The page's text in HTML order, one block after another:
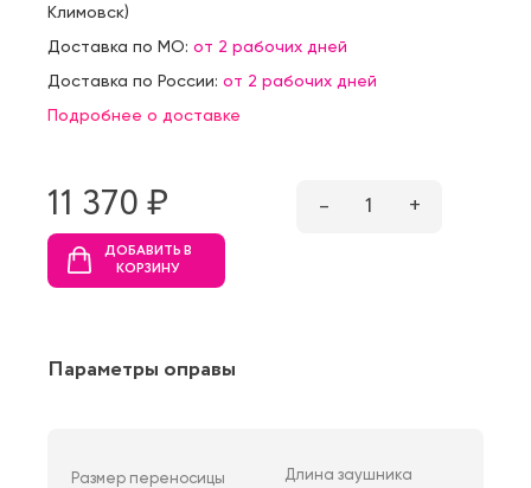
Климовск)
Доставка по МО: от 2 рабочих дней
Доставка по России: от 2 рабочих дней
Подробнее о доставке
11 370 ₷ – 1 +
ДОБАВИТЬ В
КОРЗИНУ
Параметры оправы
Размер переносицы Длина заушника